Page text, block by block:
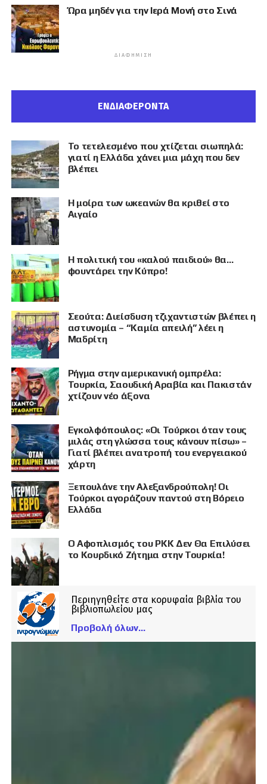
Ώρα μηδέν για την Ιερά Μονή στο Σινά
ΔΙΑΦΉΜΙΣΗ
ΕΝΔΙΑΦΕΡΟΝΤΑ
Το τετελεσμένο που χτίζεται σιωπηλά:
γιατί η Ελλάδα χάνει μια μάχη που δεν
βλέπει
Η μοίρα των ωκεανών θα κριθεί στο
Αιγαίο
Η πολιτική του «καλού παιδιού» θα…
φουντάρει την Κύπρο!
Σεούτα: Διείσδυση τζιχαντιστών βλέπει η
αστυνομία – “Καμία απειλή” λέει η
Μαδρίτη
Ρήγμα στην αμερικανική ομπρέλα:
Τουρκία, Σαουδική Αραβία και Πακιστάν
χτίζουν νέο άξονα
Εγκολφόπουλος: «Οι Τούρκοι όταν τους
μιλάς στη γλώσσα τους κάνουν πίσω» –
Γιατί βλέπει ανατροπή του ενεργειακού
χάρτη
Ξεπουλάνε την Αλεξανδρούπολη! Οι
Τούρκοι αγοράζουν παντού στη Βόρειο
Ελλάδα
Ο Αφοπλισμός του PKK Δεν Θα Επιλύσει
το Κουρδικό Ζήτημα στην Τουρκία!
Περιηγηθείτε στα κορυφαία βιβλία του
βιβλιοπωλείου μας
Προβολή όλων